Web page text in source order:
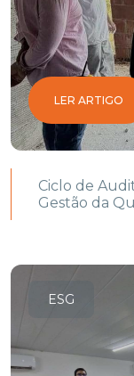
LER ARTIGO
Ciclo de
Gestão da
ESG